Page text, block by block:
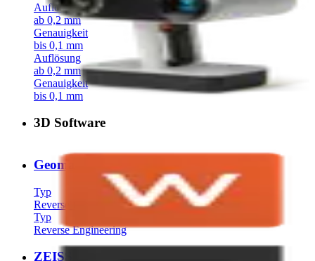
Auflösung
ab 0,2 mm
Genauigkeit
bis 0,1 mm
Auflösung
ab 0,2 mm
Genauigkeit
bis 0,1 mm
3D Software
Geomagic Wrap
Typ
Reverse Engineering
Typ
Reverse Engineering
ZEISS Reverse Engineering